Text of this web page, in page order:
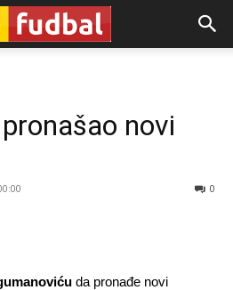
novi
0
da pronađe novi